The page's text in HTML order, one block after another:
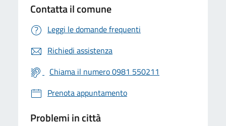
Contatta il comune
Leggi le domande frequenti
Richiedi assistenza
Chiama il numero 0981 550211
Prenota appuntamento
Problemi in città